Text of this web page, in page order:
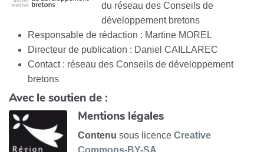
du réseau des Conseils de
développement bretons
Responsable de rédaction : Martine MOREL
Directeur de publication : Daniel CAILLAREC
Contact : réseau des Conseils de développement
bretons
Avec le soutien de :
Mentions légales
Contenu sous licence Creative